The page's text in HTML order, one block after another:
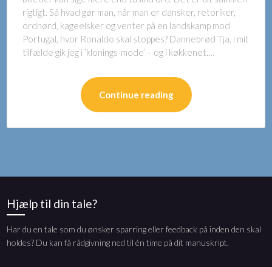
rigtigt. Så hvad gør man, når man er dansker, retoriker,
ordnørd, kageelsker og venter på en landskamp mod
Portugal, hvor Ronaldo skal stoppes? Dannebrød Tja, i mit
tilfælde gik jeg i ‘klonings-mode’ – og i køkkenet.…
Continue reading
Hjælp til din tale?
Har du en tale som du ønsker sparring eller feedback på inden den skal
holdes? Du kan få rådgivning ned til én time på dit manuskript.